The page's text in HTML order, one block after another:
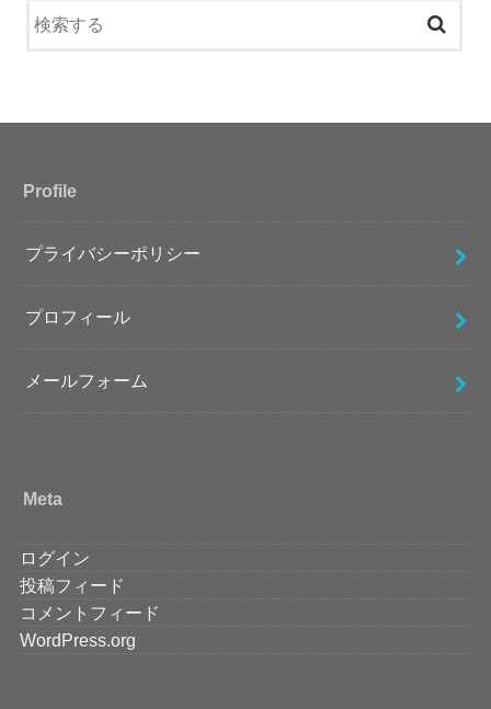
Profile
プライバシーポリシー
プロフィール
メールフォーム
Meta
ログイン
投稿フィード
コメントフィード
WordPress.org